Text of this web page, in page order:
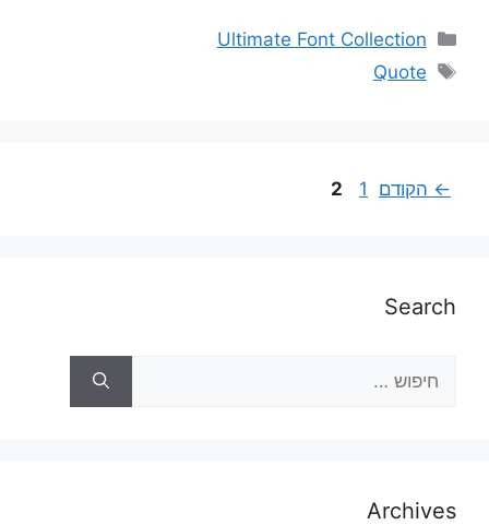
Ultimate Font Collection
Quote
← הקודם 1
2
Search
Archives